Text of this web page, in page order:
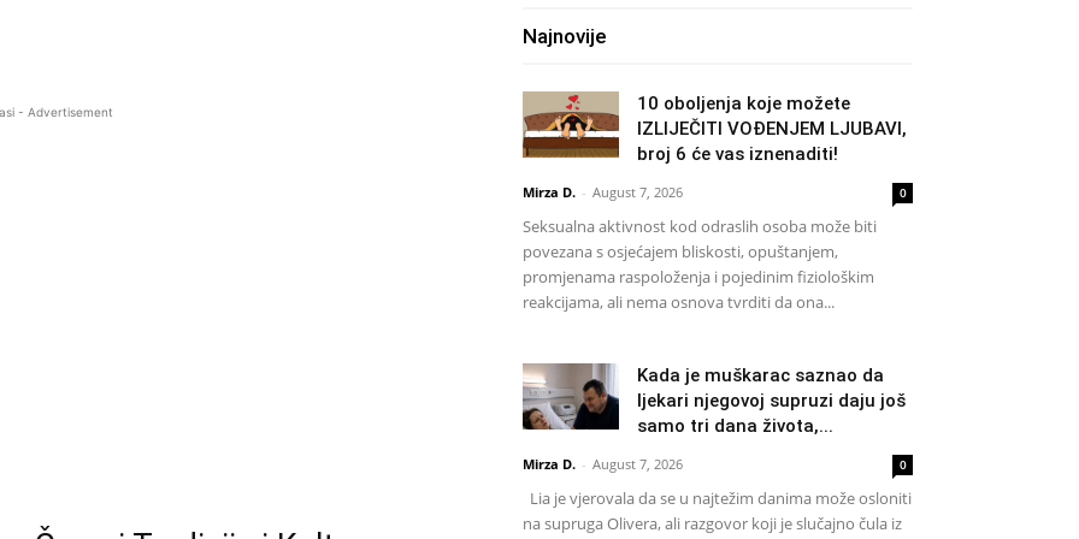
- Advertisement
Najnovije
10 oboljenja koje možete
IZLIJEČITI VOĐENJEM LJUBAVI,
broj 6 će vas iznenaditi!
Mirza D. - August 7, 2026 0
Seksualna aktivnost kod odraslih osoba može biti
povezana s osjećajem bliskosti, opuštanjem,
promjenama raspoloženja i pojedinim fiziološkim
reakcijama, ali nema osnova tvrditi da ona...
Kada je muškarac saznao da
ljekari njegovoj supruzi daju još
samo tri dana života,...
Mirza D. - August 7, 2026 0
Lia je vjerovala da se u najtežim danima može osloniti
na supruga Olivera, ali razgovor koji je slučajno čula iz